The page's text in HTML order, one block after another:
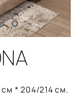
* 204/214 см.